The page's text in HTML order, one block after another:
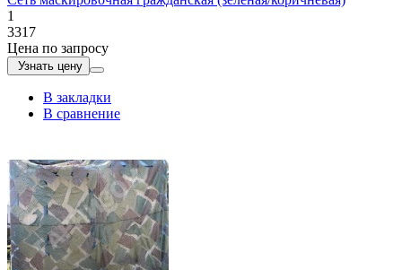
1
3317
Цена по запросу
Узнать цену
В закладки
В сравнение